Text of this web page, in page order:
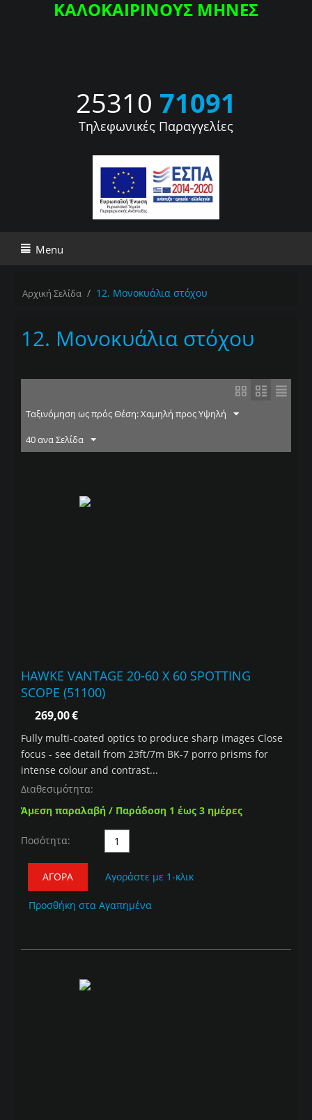
ΚΑΛΟΚΑΙΡΙΝΟΥΣ ΜΗΝΕΣ
25310 71091
Τηλεφωνικές Παραγγελίες
Menu
Αρχική Σελίδα / 12. Μονοκυάλια στόχου
12. Μονοκυάλια στόχου
Ταξινόμηση ως πρός Θέση: Χαμηλή προς Υψηλή
40 ανα Σελίδα
HAWKE VANTAGE 20-60 X 60 SPOTTING
SCOPE (51100)
269,00€
Fully multi-coated optics to produce sharp images Close
focus - see detail from 23ft/7m BK-7 porro prisms for
intense colour and contrast...
Διαθεσιμότητα:
Άμεση παραλαβή / Παράδοση 1 έως 3 ημέρες
Ποσότητα:
ΑΓΟΡΆ Αγοράστε με 1-κλικ
Προσθήκη στα Αγαπημένα